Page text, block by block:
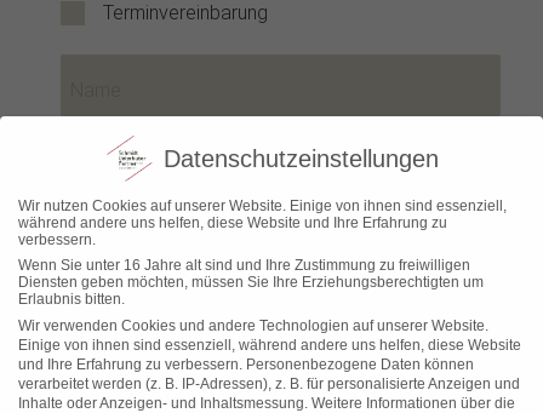
Terminvereinbarung
Datenschutzeinstellungen
Wir nutzen Cookies auf unserer Website. Einige von ihnen sind essenziell,
während andere uns helfen, diese Website und Ihre Erfahrung zu
verbessern.
Wenn Sie unter 16 Jahre alt sind und Ihre Zustimmung zu freiwilligen
Diensten geben möchten, müssen Sie Ihre Erziehungsberechtigten um
Erlaubnis bitten.
Wir verwenden Cookies und andere Technologien auf unserer Website.
Einige von ihnen sind essenziell, während andere uns helfen, diese Website
und Ihre Erfahrung zu verbessern. Personenbezogene Daten können
verarbeitet werden (z. B. IP-Adressen), z. B. für personalisierte Anzeigen und
Inhalte oder Anzeigen- und Inhaltsmessung. Weitere Informationen über die